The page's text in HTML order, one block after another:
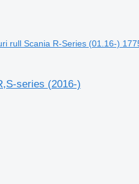
rull Scania R-Series (01.16-)
series (2016-)